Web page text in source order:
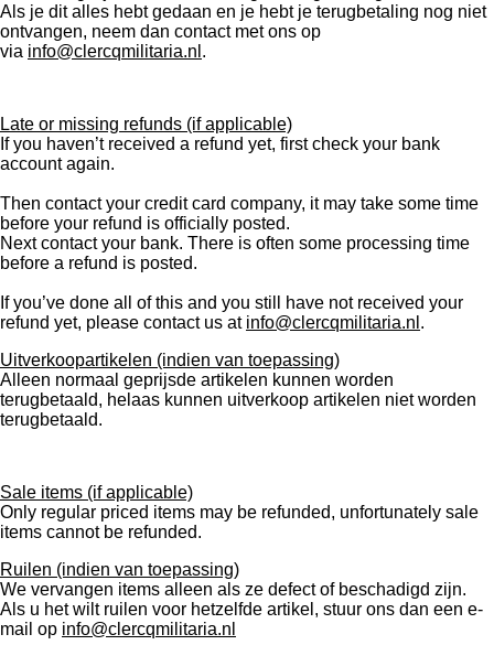
Als je dit alles hebt gedaan en je hebt je terugbetaling nog niet
ontvangen, neem dan contact met ons op
via info@clercqmilitaria.nl .
Late or missing refunds (if applicable)
If you haven’t received a refund yet, first check your bank
account again.
Then contact your credit card company, it may take some time
before your refund is officially posted.
Next contact your bank. There is often some processing time
before a refund is posted.
If you’ve done all of this and you still have not received your
refund yet, please contact us at info@clercqmilitaria.nl .
Uitverkoopartikelen (indien van toepassing)
Alleen normaal geprijsde artikelen kunnen worden
terugbetaald, helaas kunnen uitverkoop artikelen niet worden
terugbetaald.
Sale items (if applicable)
Only regular priced items may be refunded, unfortunately sale
items cannot be refunded.
Ruilen (indien van toepassing)
We vervangen items alleen als ze defect of beschadigd zijn.
Als u het wilt ruilen voor hetzelfde artikel, stuur ons dan een e-
mail op info@clercqmilitaria.nl